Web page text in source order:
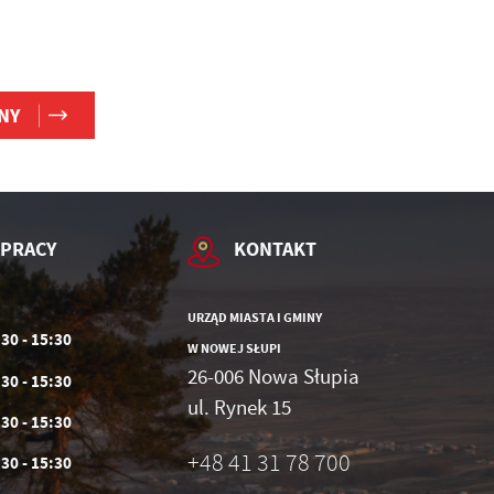
- 15:30
- 15:30
- 15:30
- 15:30
KONTAKT
URZĄD MIASTA I GMINY
W NOWEJ SŁUPI
26-006 Nowa Słupia
ul. Rynek 15
+48 41 31 78 700